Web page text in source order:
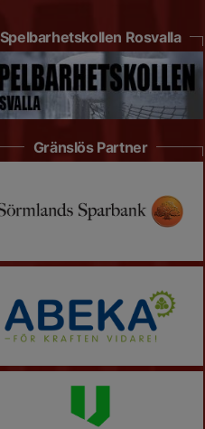
Spelbarhetskollen Rosvalla
Gränslös Partner